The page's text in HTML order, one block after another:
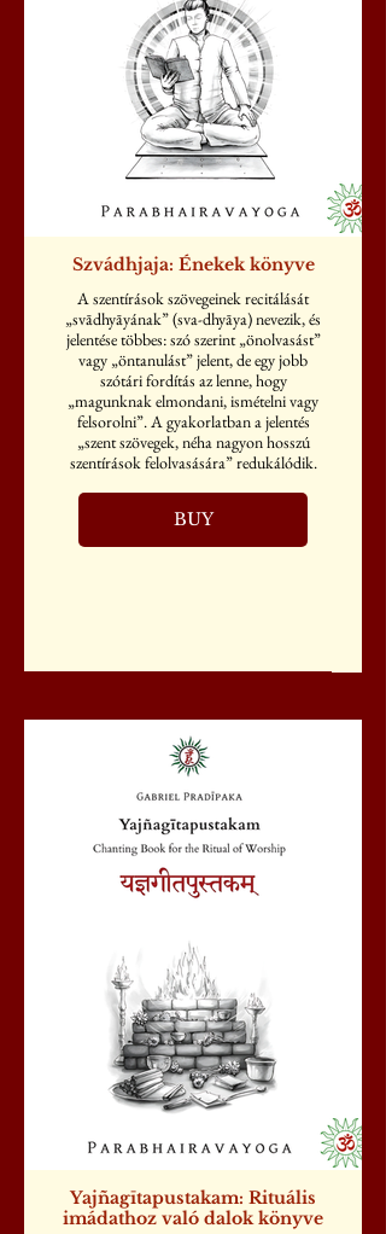
Szvádhjaja: Énekek könyve
A szentírások szövegeinek recitálását
„svādhyāyának” (sva-dhyāya) nevezik, és
jelentése többes: szó szerint „önolvasást”
vagy „öntanulást” jelent, de egy jobb
szótári fordítás az lenne, hogy
„magunknak elmondani, ismételni vagy
felsorolni”. A gyakorlatban a jelentés
„szent szövegek, néha nagyon hosszú
szentírások felolvasására” redukálódik.
BUY
Yajñagītapustakam: Rituális
imádathoz való dalok könyve